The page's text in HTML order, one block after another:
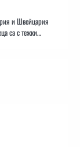
и Швейцария
са с тежки…